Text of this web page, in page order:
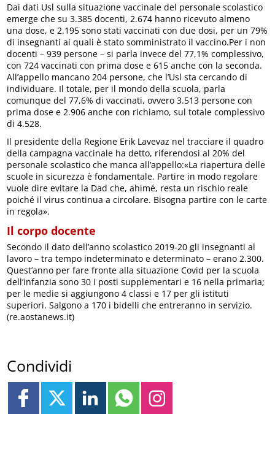
Dai dati Usl sulla situazione vaccinale del personale scolastico
emerge che su 3.385 docenti, 2.674 hanno ricevuto almeno
una dose, e 2.195 sono stati vaccinati con due dosi, per un 79%
di insegnanti ai quali è stato somministrato il vaccino.Per i non
docenti – 939 persone – si parla invece del 77,1% complessivo,
con 724 vaccinati con prima dose e 615 anche con la seconda.
All’appello mancano 204 persone, che l’Usl sta cercando di
individuare. Il totale, per il mondo della scuola, parla
comunque del 77,6% di vaccinati, ovvero 3.513 persone con
prima dose e 2.906 anche con richiamo, sul totale complessivo
di 4.528.
Il presidente della Regione Erik Lavevaz nel tracciare il quadro
della campagna vaccinale ha detto, riferendosi al 20% del
personale scolastico che manca all’appello:«La riapertura delle
scuole in sicurezza è fondamentale. Partire in modo regolare
vuole dire evitare la Dad che, ahimé, resta un rischio reale
poiché il virus continua a circolare. Bisogna partire con le carte
in regola».
Il corpo docente
Secondo il dato dell’anno scolastico 2019-20 gli insegnanti al
lavoro – tra tempo indeterminato e determinato – erano 2.300.
Quest’anno per fare fronte alla situazione Covid per la scuola
dell’infanzia sono 30 i posti supplementari e 16 nella primaria;
per le medie si aggiungono 4 classi e 17 per gli istituti
superiori. Salgono a 170 i bidelli che entreranno in servizio.
(re.aostanews.it)
Condividi